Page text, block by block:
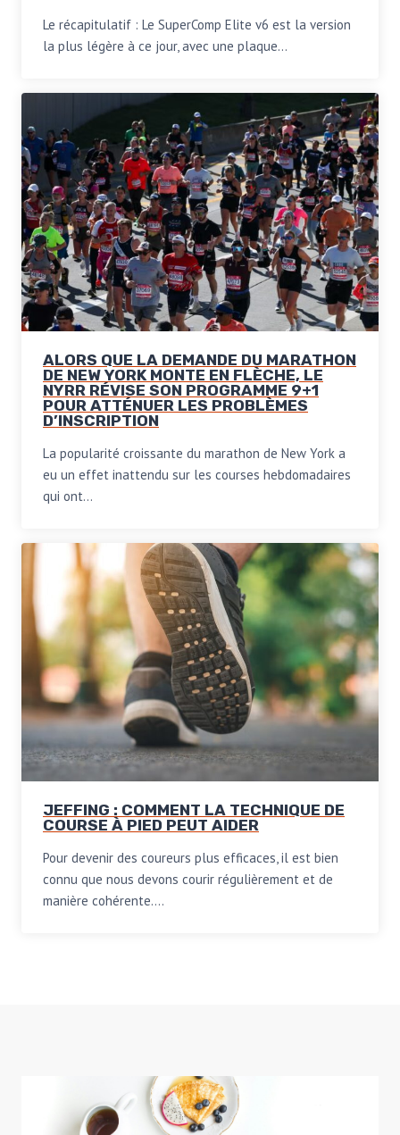
Le récapitulatif : Le SuperComp Elite v6 est la version
la plus légère à ce jour, avec une plaque…
ALORS QUE LA DEMANDE DU MARATHON
DE NEW YORK MONTE EN FLÈCHE, LE
NYRR RÉVISE SON PROGRAMME 9+1
POUR ATTÉNUER LES PROBLÈMES
D’INSCRIPTION
La popularité croissante du marathon de New York a
eu un effet inattendu sur les courses hebdomadaires
qui ont…
JEFFING : COMMENT LA TECHNIQUE DE
COURSE À PIED PEUT AIDER
Pour devenir des coureurs plus efficaces, il est bien
connu que nous devons courir régulièrement et de
manière cohérente….